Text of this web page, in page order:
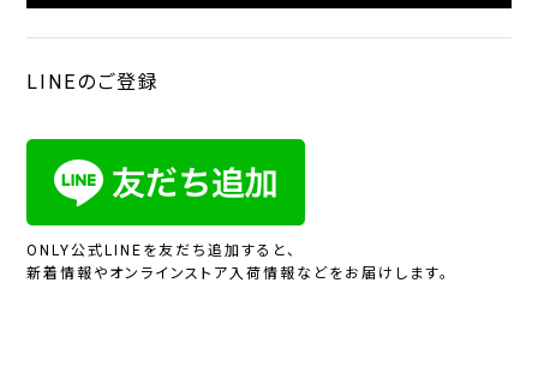
LINEのご登録
ONLY公式LINEを友だち追加すると、
新着情報やオンラインストア入荷情報などをお届けします。